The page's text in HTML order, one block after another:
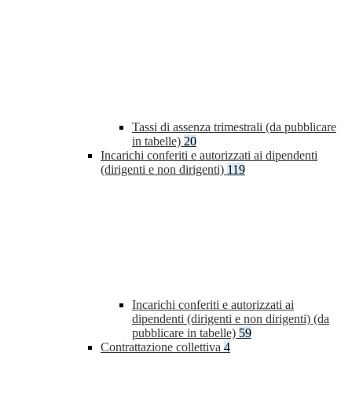
Tassi di assenza trimestrali (da pubblicare
in tabelle) 20
Incarichi conferiti e autorizzati ai dipendenti
(dirigenti e non dirigenti) 119
Incarichi conferiti e autorizzati ai
dipendenti (dirigenti e non dirigenti) (da
pubblicare in tabelle) 59
Contrattazione collettiva 4